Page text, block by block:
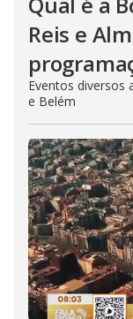
Reis e
Eventos diversos
e Belém